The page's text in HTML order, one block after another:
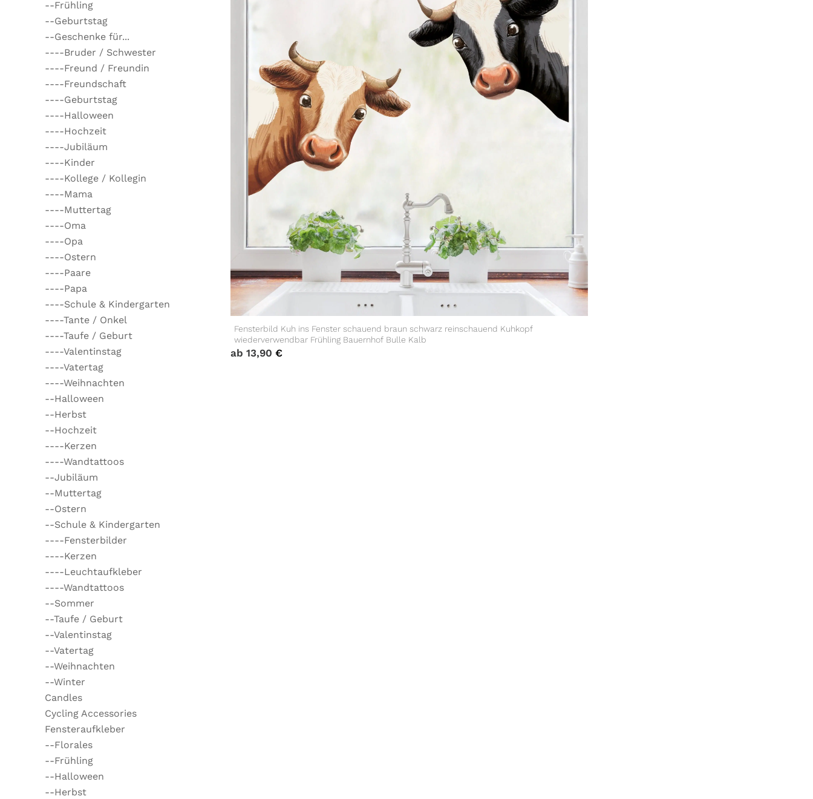
--Frühling
--Geburtstag
--Geschenke für...
----Bruder / Schwester
----Freund / Freundin
----Freundschaft
----Geburtstag
----Halloween
----Hochzeit
----Jubiläum
----Kinder
----Kollege / Kollegin
----Mama
----Muttertag
----Oma
----Opa
----Ostern
----Paare
----Papa
----Schule & Kindergarten
----Tante / Onkel
----Taufe / Geburt
----Valentinstag
----Vatertag
----Weihnachten
--Halloween
--Herbst
--Hochzeit
----Kerzen
----Wandtattoos
--Jubiläum
--Muttertag
--Ostern
--Schule & Kindergarten
----Fensterbilder
----Kerzen
----Leuchtaufkleber
----Wandtattoos
--Sommer
--Taufe / Geburt
--Valentinstag
--Vatertag
--Weihnachten
--Winter
Candles
Cycling Accessories
Fensteraufkleber
--Florales
--Frühling
--Halloween
--Herbst
Fensterbild Kuh ins Fenster schauend braun schwarz reinschauend Kuhkopf
wiederverwendbar Frühling Bauernhof Bulle Kalb
ab 13,90 €